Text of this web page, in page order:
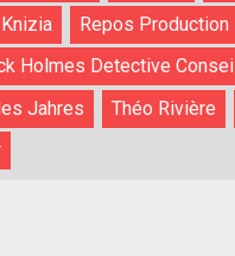
Repos Production
Holmes Detective Conseil
Jahres
Théo Rivière